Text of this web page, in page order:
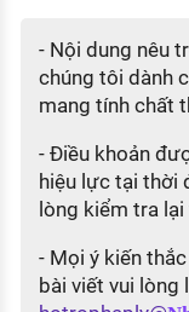
- Nội dung nêu
chúng tôi dành
mang tính chất
- Điều khoản
hiệu lực tại thời
lòng kiểm tra
- Mọi ý kiến
bài viết vui lòng